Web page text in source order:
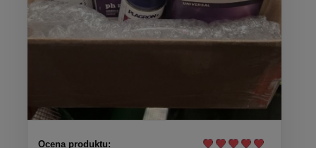
Ocena produktu: